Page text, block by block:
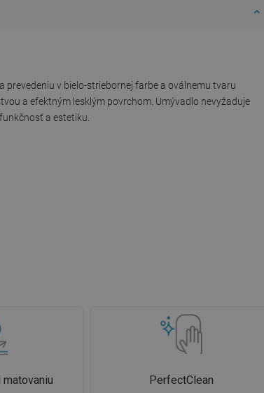
prevedeniu v bielo-striebornej farbe a oválnemu tvaru
a efektným lesklým povrchom. Umývadlo nevyžaduje
a estetiku.
PerfectClean